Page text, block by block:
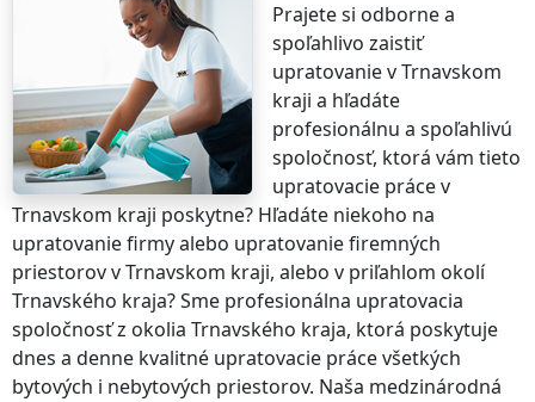
Prajete si odborne a
spoľahlivo zaistiť
upratovaniev Trnavskom
kraji a hľadáte
profesionálnu a spoľahlivú
spoločnosť, ktorá vám tieto
upratovacie prácev
Trnavskom kraji poskytne? Hľadáte niekoho na
upratovanie firmy alebo upratovanie firemných
priestorovv Trnavskom kraji, alebo v priľahlom okolí
Trnavského kraja? Sme profesionálna upratovacia
spoločnosť z okolia Trnavského kraja, ktorá poskytuje
dnes a denne kvalitné upratovacie práce všetkých
bytových i nebytových priestorov. Naša medzinárodná